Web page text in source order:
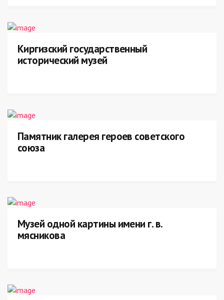
Киргизский государственный
исторический музей
Памятник галерея героев советского
союза
Музей одной картины имени г. в.
мясникова